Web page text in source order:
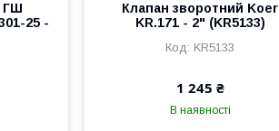
ГШ
25 -
Клапан зворотний Koer
KR.171 - 2" (KR5133)
KR5133
1 245 ₴
В наявності